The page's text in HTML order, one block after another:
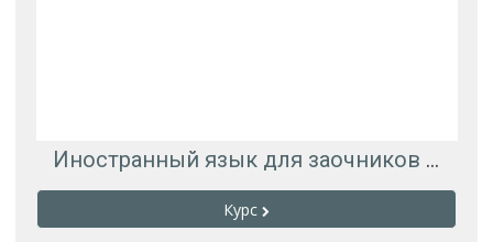
Иностранный язык для заочников зТМ-124, Вшивкова Е.Ю.
Курс